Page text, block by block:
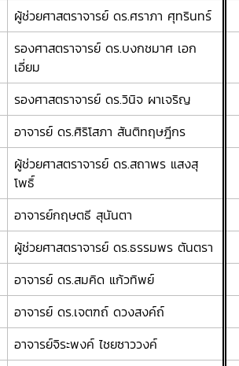
ผู้ช่วยศาสตราจารย์ ดร.ศราภา ศุทรินทร์
รองศาสตราจารย์ ดร.บงกชมาศ เอก
เอี่ยม
รองศาสตราจารย์ ดร.วินิจ ผาเจริญ
อาจารย์ ดร.ศิริโสภา สันติทฤษฎีกร
ผู้ช่วยศาสตราจารย์ ดร.สถาพร แสงสุ
โพธิ์
อาจารย์กฤษตธี สุนันตา
ผู้ช่วยศาสตราจารย์ ดร.ธรรมพร ตันตรา
อาจารย์ ดร.สมคิด แก้วทิพย์
อาจารย์ ดร.เจตฑถ์ ดวงสงค์ถ์
อาจารย์จิระพงค์ ไชยซาววงค์